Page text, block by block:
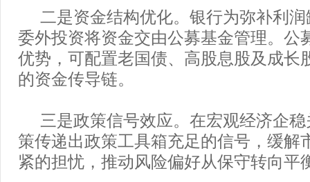
二是资金结构优化。银行为弥补利
委外投资将资金交由公募基金管理。公
优势，可配置老国债、高股息股及成长
的资金传导链。
三是政策信号效应。在宏观经济企
策传递出政策工具箱充足的信号，缓解
紧的担忧，推动风险偏好从保守转向平